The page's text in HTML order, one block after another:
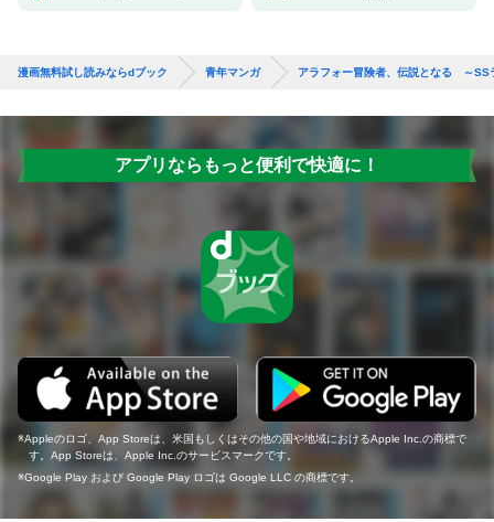
漫画無料試し読みならdブック 青年マンガ アラフォー冒険者、伝説となる ～SS
アプリならもっと便利で快適に！
Appleのロゴ、App Storeは、米国もしくはその他の国や地域におけるApple Inc.の商標で
す。App Storeは、Apple Inc.のサービスマークです。
Google Play および Google Play ロゴは Google LLC の商標です。